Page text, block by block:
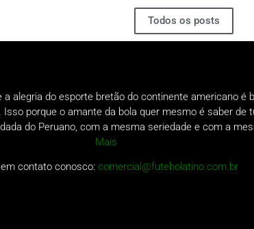
Todos os posts
a alegria do esporte bretão do continente americano é
Isso porque o amante da bola quer mesmo é saber de
do Peruano, com a mesma seriedade e com a
Mais
em contato conosco:comercial@futebolatino.com.br